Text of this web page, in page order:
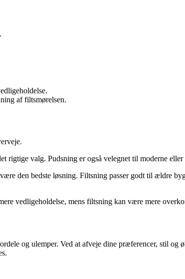
af filtsmørelsen.
rigtige valg. Pudsning er også velegnet til moderne
den bedste løsning. Filtsning passer godt til ældre
vedligeholdelse, mens filtsning kan være mere
og ulemper. Ved at afveje dine præferencer, stil